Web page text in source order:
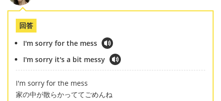
回答
I'm sorry for the mess
I'm sorry it's a bit messy
I'm sorry for the mess
家の中が散らかっててごめんね